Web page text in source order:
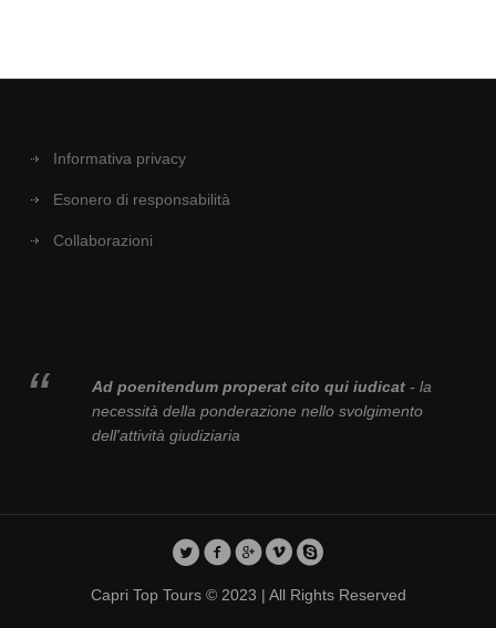
Informativa privacy
Esonero di responsabilità
Collaborazioni
Ad poenitendum properat cito qui iudicat- la
necessità della ponderazione nello svolgimento
dell'attività giudiziaria
Capri Top Tours © 2023 | All Rights Reserved